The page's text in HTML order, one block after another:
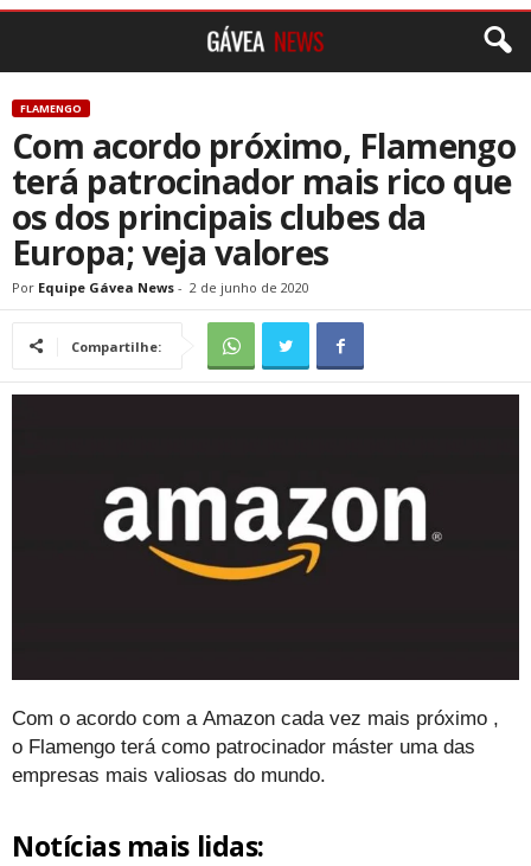
FLAMENGO
Com acordo próximo, Flamengo
terá patrocinador mais rico que
os dos principais clubes da
Europa; veja valores
Por Equipe Gávea News - 2 de junho de 2020
Compartilhe:
Com o acordo com a Amazon cada vez mais próximo ,
o Flamengo terá como patrocinador máster uma das
empresas mais valiosas do mundo.
Notícias mais lidas: